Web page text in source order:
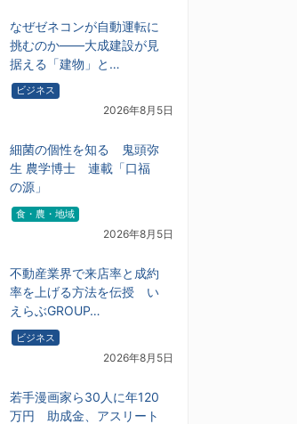
なぜゼネコンが自動運転に
挑むのか――大成建設が見
据える「建物」と…
ビジネス
2026年8月5日
細菌の個性を知る 鬼頭弥
生 農学博士 連載「口福
の源」
食・農・地域
2026年8月5日
不動産業界で来店率と成約
率を上げる方法を伝授 い
えらぶGROUP…
ビジネス
2026年8月5日
若手漫画家ら30人に年120
万円 助成金、アスリート